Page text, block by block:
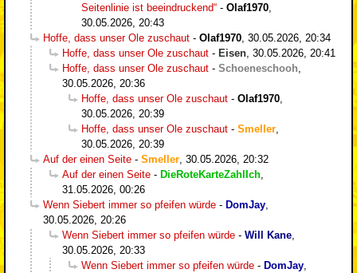
Seitenlinie ist beeindruckend“ - Olaf1970
30.05.2026, 20:43
Hoffe, dass unser Ole zuschaut - Olaf1970 30.05.2026, 20:34
Hoffe, dass unser Ole zuschaut - Eisen 30.05.2026, 20:41
Hoffe, dass unser Ole zuschaut - Schoeneschooh
30.05.2026, 20:36
Hoffe, dass unser Ole zuschaut - Olaf1970
30.05.2026, 20:39
Hoffe, dass unser Ole zuschaut - Smeller
30.05.2026, 20:39
Auf der einen Seite - Smeller 30.05.2026, 20:32
Auf der einen Seite - DieRoteKarteZahlIch
31.05.2026, 00:26
Wenn Siebert immer so pfeifen würde - DomJay
30.05.2026, 20:26
Wenn Siebert immer so pfeifen würde - Will Kane
30.05.2026, 20:33
Wenn Siebert immer so pfeifen würde - DomJay